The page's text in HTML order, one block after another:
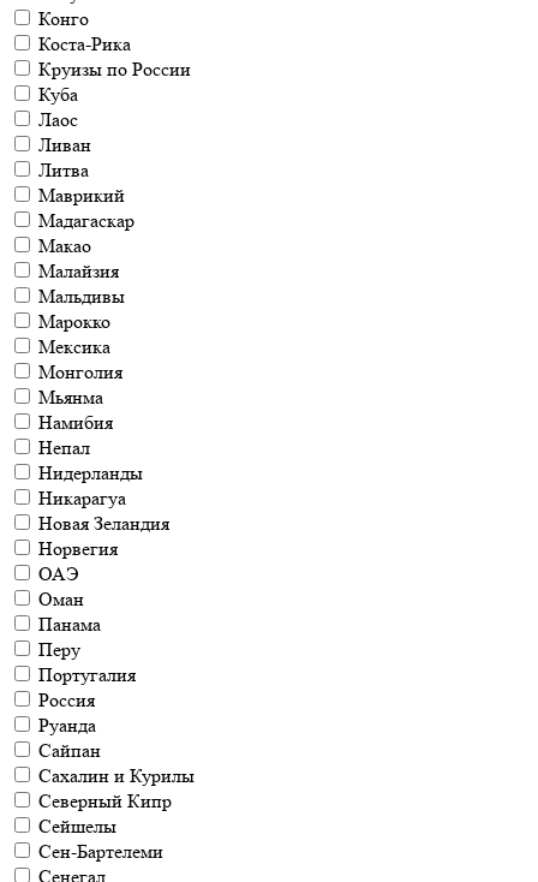
Конго
Коста-Рика
Круизы по России
Куба
Лаос
Ливан
Литва
Маврикий
Мадагаскар
Макао
Малайзия
Мальдивы
Марокко
Мексика
Монголия
Мьянма
Намибия
Непал
Нидерланды
Никарагуа
Новая Зеландия
Норвегия
ОАЭ
Оман
Панама
Перу
Португалия
Россия
Руанда
Сайпан
Сахалин и Курилы
Северный Кипр
Сейшелы
Сен-Бартелеми
Сенегал